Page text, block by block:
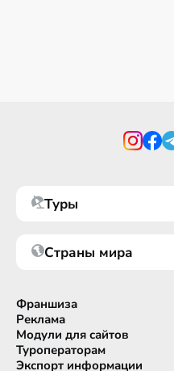
Туры
Страны мира
Франшиза
Реклама
Модули для сайтов
Туроператорам
Экспорт информации